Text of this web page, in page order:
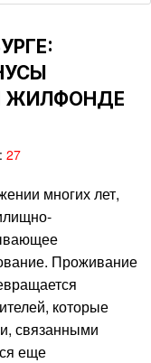
ЖИЛФОНДЕ
27
многих лет,
Проживание
которые
связанными
еще